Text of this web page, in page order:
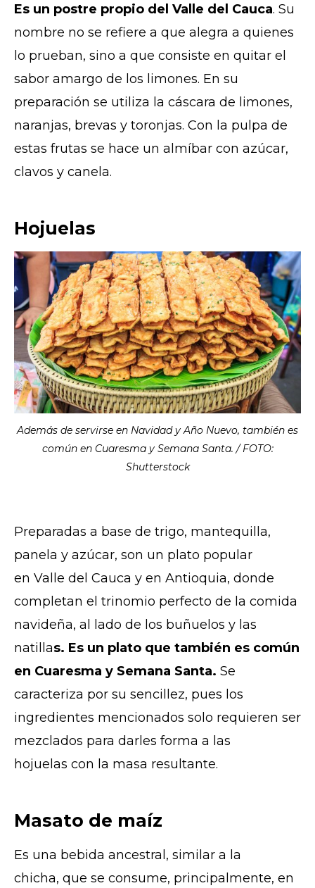
Es un postre propio del Valle del Cauca. Su
nombre no se refiere a que alegra a quienes
lo prueban, sino a que consiste en quitar el
sabor amargo de los limones. En su
preparación se utiliza la cáscara de limones,
naranjas, brevas y toronjas. Con la pulpa de
estas frutas se hace un almíbar con azúcar,
clavos y canela.
Hojuelas
Además de servirse en Navidad y Año Nuevo, también es
común en Cuaresma y Semana Santa. / FOTO:
Shutterstock
Preparadas a base de trigo, mantequilla,
panela y azúcar, son un plato popular
en Valle del Cauca y en Antioquia, donde
completan el trinomio perfecto de la comida
navideña, al lado de los buñuelos y las
natillas. Es un plato que también es común
en Cuaresma y Semana Santa. Se
caracteriza por su sencillez, pues los
ingredientes mencionados solo requieren ser
mezclados para darles forma a las
hojuelas con la masa resultante.
Masato de maíz
Es una bebida ancestral, similar a la
chicha, que se consume, principalmente, en